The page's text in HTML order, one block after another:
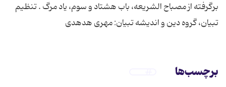
برگرفته از مصباح الشریعه، باب هشتاد و سوم، یاد مرگ . تنظیم
تبیان، گروه دین و اندیشه تبیان: مهری هدهدی
برچسب‌ها